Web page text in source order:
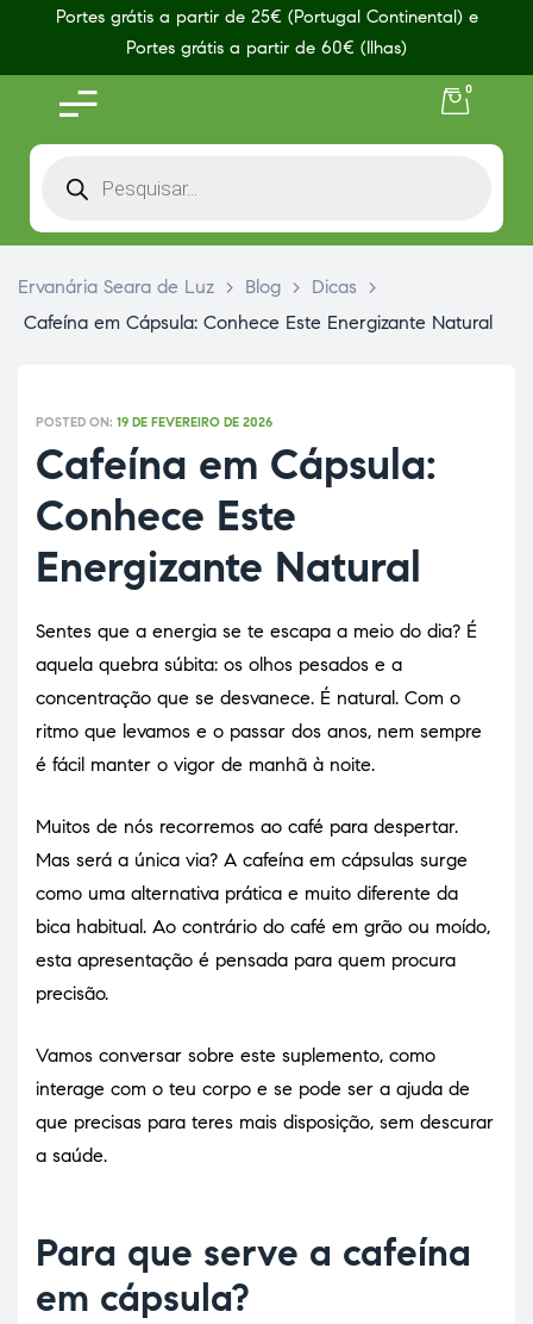
Portes grátis a partir de 25€ (Portugal Continental) e
Portes grátis a partir de 60€ (Ilhas)
0
Ervanária Seara de Luz > Blog > Dicas
>
Cafeína em Cápsula: Conhece Este Energizante Natural
POSTED ON: 19 DE FEVEREIRO DE 2026
Cafeína em Cápsula:
Conhece Este
Energizante Natural
Sentes que a energia se te escapa a meio do dia? É
aquela quebra súbita: os olhos pesados e a
concentração que se desvanece. É natural. Com o
ritmo que levamos e o passar dos anos, nem sempre
é fácil manter o vigor de manhã à noite.
Muitos de nós recorremos ao café para despertar.
Mas será a única via? A cafeína em cápsulas surge
como uma alternativa prática e muito diferente da
bica habitual. Ao contrário do café em grão ou moído,
esta apresentação é pensada para quem procura
precisão.
Vamos conversar sobre este suplemento, como
interage com o teu corpo e se pode ser a ajuda de
que precisas para teres mais disposição, sem descurar
a saúde.
Para que serve a cafeína
em cápsula?